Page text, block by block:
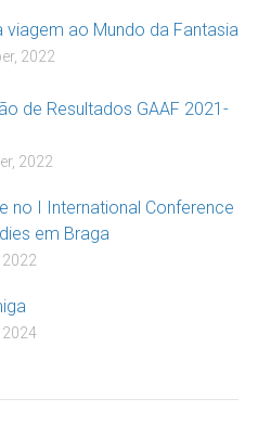
viagem ao Mundo da Fantasia
2022
de Resultados GAAF 2021-
2022
no I International Conference
em Braga
2024